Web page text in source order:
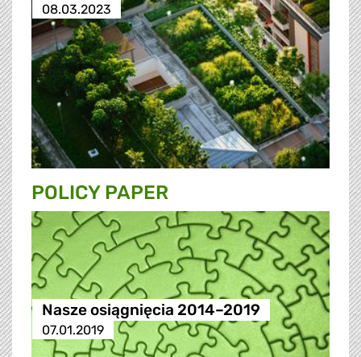
08.03.2023
POLICY PAPER
Nasze osiągnięcia 2014–2019
07.01.2019